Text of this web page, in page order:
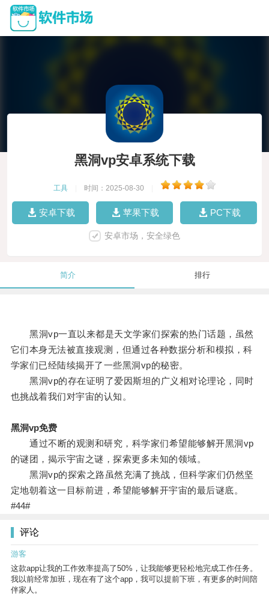
黑洞vp安卓系统下载
工具 时间：2025-08-30
安卓下载 苹果下载 PC下载
安卓市场，安全绿色
简介 排行
黑洞vp一直以来都是天文学家们探索的热门话题，虽然
它们本身无法被直接观测，但通过各种数据分析和模拟，科
学家们已经陆续揭开了一些黑洞vp的秘密。
黑洞vp的存在证明了爱因斯坦的广义相对论理论，同时
也挑战着我们对宇宙的认知。
黑洞vp免费
通过不断的观测和研究，科学家们希望能够解开黑洞vp
的谜团，揭示宇宙之谜，探索更多未知的领域。
黑洞vp的探索之路虽然充满了挑战，但科学家们仍然坚
定地朝着这一目标前进，希望能够解开宇宙的最后谜底。
#44#
评论
游客
这款app让我的工作效率提高了50%，让我能够更轻松地完成工作任务。
我以前经常加班，现在有了这个app，我可以提前下班，有更多的时间陪
伴家人。